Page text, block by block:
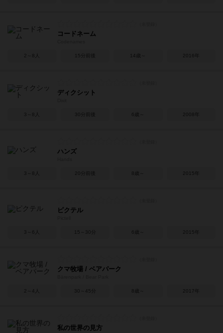
コードネーム
2～8人 15分前後 14歳～ 2016年
ディクシット
3～8人 30分前後 6歳～ 2008年
ハンズ
3～8人 20分前後 8歳～ 2015年
ピクテル
3～6人 15～30分 6歳～ 2015年
クマ牧場 / ベアパーク
2～4人 30～45分 8歳～ 2017年
私の世界の見方